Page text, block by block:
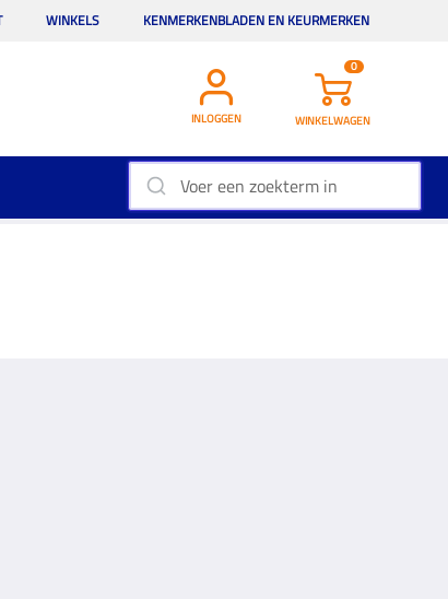
WINKELS KENMERKENBLADEN EN KEURMERKEN
INLOGGEN
0
WINKELWAGEN